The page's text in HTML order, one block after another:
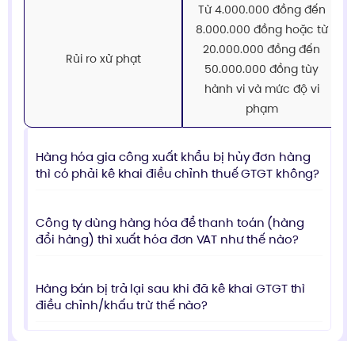
Rủi ro xử phạt
Từ 4.000.000 đồng đến
8.000.000 đồng hoặc từ
20.000.000 đồng đến
50.000.000 đồng tùy
hành vi và mức độ vi
phạm
Hàng hóa gia công xuất khẩu bị hủy đơn hàng
thì có phải kê khai điều chỉnh thuế GTGT không?
Công ty dùng hàng hóa để thanh toán (hàng
đổi hàng) thì xuất hóa đơn VAT như thế nào?
Hàng bán bị trả lại sau khi đã kê khai GTGT thì
điều chỉnh/khấu trừ thế nào?